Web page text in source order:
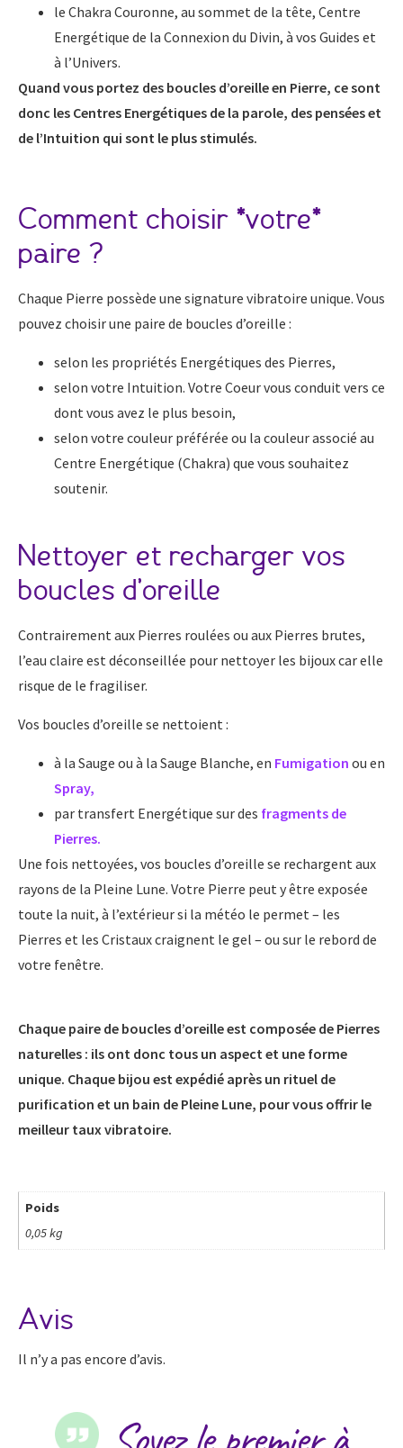
le Chakra Couronne, au sommet de la tête, Centre
Energétique de la Connexion du Divin, à vos Guides et
à l’Univers.
Quand vous portez des boucles d’oreille en Pierre, ce sont
donc les Centres Energétiques de la parole, des pensées et
de l’Intuition qui sont le plus stimulés.
Comment choisir *votre*
paire ?
Chaque Pierre possède une signature vibratoire unique. Vous
pouvez choisir une paire de boucles d’oreille :
selon les propriétés Energétiques des Pierres,
selon votre Intuition. Votre Coeur vous conduit vers ce
dont vous avez le plus besoin,
selon votre couleur préférée ou la couleur associé au
Centre Energétique (Chakra) que vous souhaitez
soutenir.
Nettoyer et recharger vos
boucles d’oreille
Contrairement aux Pierres roulées ou aux Pierres brutes,
l’eau claire est déconseillée pour nettoyer les bijoux car elle
risque de le fragiliser.
Vos boucles d’oreille se nettoient :
à la Sauge ou à la Sauge Blanche, en Fumigation ou en
Spray,
par transfert Energétique sur des fragments de
Pierres.
Une fois nettoyées, vos boucles d’oreille se rechargent aux
rayons de la Pleine Lune. Votre Pierre peut y être exposée
toute la nuit, à l’extérieur si la météo le permet – les
Pierres et les Cristaux craignent le gel – ou sur le rebord de
votre fenêtre.
Chaque paire de boucles d’oreille est composée de Pierres
naturelles : ils ont donc tous un aspect et une forme
unique. Chaque bijou est expédié après un rituel de
purification et un bain de Pleine Lune, pour vous offrir le
meilleur taux vibratoire.
Poids
0,05 kg
Avis
Il n’y a pas encore d’avis.